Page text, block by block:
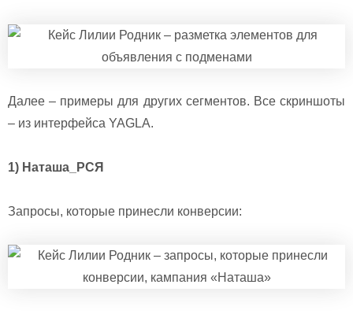
Далее – примеры для других сегментов. Все скриншоты
– из интерфейса YAGLA.
1) Наташа_РСЯ
Запросы, которые принесли конверсии: